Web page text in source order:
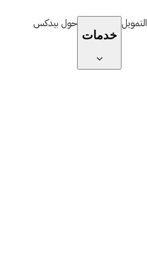
التمويل
خدمات
حول بيدكس